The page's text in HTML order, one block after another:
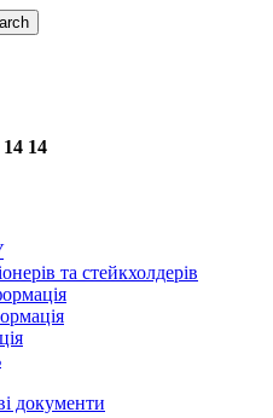
14 14
та стейкхолдерів
документи